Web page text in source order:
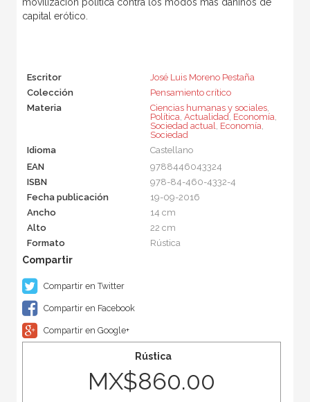
capital erótico.
Escritor
José Luis Moreno Pestaña
Colección
Pensamiento crítico
Materia
Ciencias humanas y sociales,
Política Actualidad, Economía
Sociedad actual Economía
Sociedad
Idioma
Castellano
EAN
9788446043324
ISBN
978-84-460-4332-4
Fecha publicación
19-09-2016
Ancho
14 cm
Alto
22 cm
Formato
Rústica
Compartir en Twitter
Compartir en Facebook
Compartir en Google+
Rústica
MX$860.00